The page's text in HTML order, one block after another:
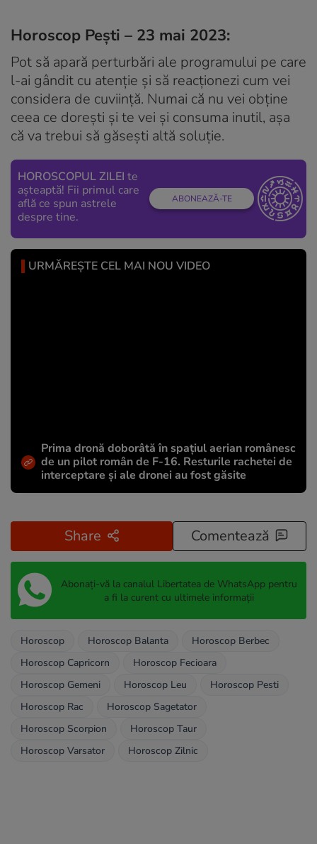
Horoscop Pești – 23 mai 2023:
Pot să apară perturbări ale programului pe care
l-ai gândit cu atenție și să reacționezi cum vei
considera de cuviință. Numai că nu vei obține
ceea ce dorești și te vei și consuma inutil, așa
că va trebui să găsești altă soluție.
HOROSCOPUL ZILEI te
așteaptă! Fii primul care
află ce spun astrele
despre tine.
ABONEAZĂ-TE
URMĂREȘTE CEL MAI NOU VIDEO
Prima dronă doborâtă în spațiul aerian românesc
de un pilot român de F-16. Resturile rachetei de
interceptare și ale dronei au fost găsite
Share Comentează
Abonați-vă la canalul Libertatea de WhatsApp pentru
a fi la curent cu ultimele informații
Horoscop Horoscop Balanta
Horoscop Berbec
Horoscop Capricorn
Horoscop Fecioara
Horoscop Gemeni
Horoscop Leu
Horoscop Pesti
Horoscop Rac
Horoscop Sagetator
Horoscop Scorpion
Horoscop Taur
Horoscop Varsator
Horoscop Zilnic